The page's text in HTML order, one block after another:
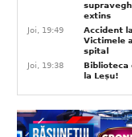
extins
Joi, 19:49
Accident
Victimele
spital
Joi, 19:38
Biblioteca
la Leșu!